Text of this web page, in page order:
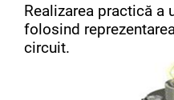
Realizarea practică a
folosind
circuit.